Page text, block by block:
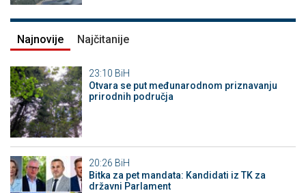
Najnovije Najčitanije
23:10 BiH
Otvara se put međunarodnom priznavanju
prirodnih područja
20:26 BiH
Bitka za pet mandata: Kandidati iz TK za
državni Parlament